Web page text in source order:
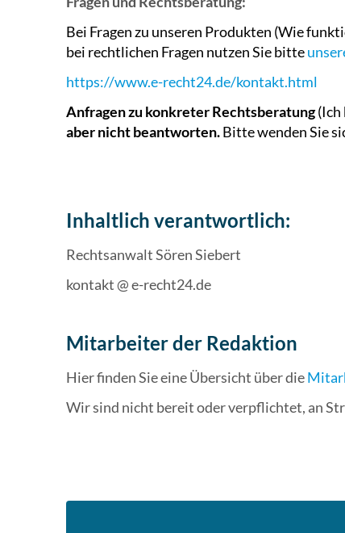
Bei Fragen zu unseren Produkten (Wie
bei rechtlichen Fragen nutzen Sie bitte
https://www.e-recht24.de/kontakt.html
Anfragen zu konkreter Rechtsberatung(Ich
aber nicht beantworten.Bitte wenden Sie
Inhaltlich verantwortlich:
Rechtsanwalt Sören Siebert
kontakt @ e-recht24.de
Mitarbeiter der Redaktion
Hier finden Sie eine Übersicht über die
Wir sind nicht bereit oder verpflichtet, an